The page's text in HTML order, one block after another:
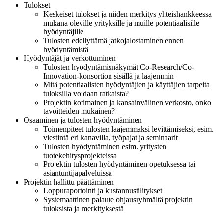
Tulokset
Keskeiset tulokset ja niiden merkitys yhteishankkeessa
mukana oleville yrityksille ja muille potentiaalisille
hyödyntäjille
Tulosten edellyttämä jatkojalostaminen ennen
hyödyntämistä
Hyödyntäjät ja verkottuminen
Tulosten hyödyntämisnäkymät Co-Research/Co-
Innovation-konsortion sisällä ja laajemmin
Mitä potentiaalisten hyödyntäjien ja käyttäjien tarpeita
tuloksilla voidaan ratkaista?
Projektin kotimainen ja kansainvälinen verkosto, onko
tavoitteiden mukainen?
Osaaminen ja tulosten hyödyntäminen
Toimenpiteet tulosten laajemmaksi levittämiseksi, esim.
viestintä eri kanavilla, työpajat ja seminaarit
Tulosten hyödyntäminen esim. yritysten
tuotekehitysprojekteissa
Projektin tulosten hyödyntäminen opetuksessa tai
asiantuntijapalveluissa
Projektin hallittu päättäminen
Loppuraportointi ja kustannustilitykset
Systemaattinen palaute ohjausryhmältä projektin
tuloksista ja merkityksestä